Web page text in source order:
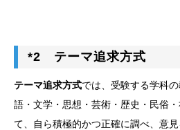
*2 テーマ追求方式
テーマ追求方式では、受験する学科
語・文学・思想・芸術・歴史・民俗
て、自ら積極的かつ正確に調べ、意